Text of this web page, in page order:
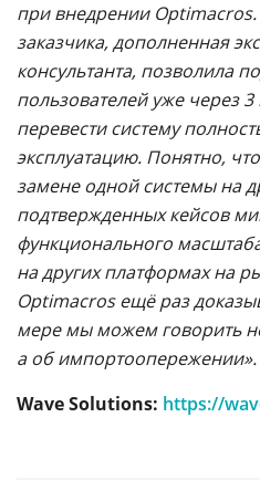
при внедрении Optimacros.
заказчика, дополненная
консультанта, позволила
пользователей уже через
перевести систему
эксплуатацию. Понятно,
замене одной системы на
подтвержденных кейсов
функционального
на других платформах на
Optimacros ещё раз
мере мы можем говорить
а об импортоопережении».
Wave Solutions: https://